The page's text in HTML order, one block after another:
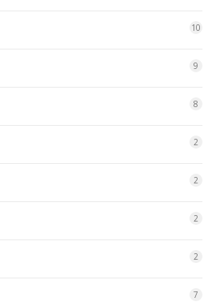
10
9
8
2
2
2
2
7